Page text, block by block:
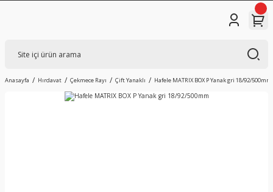
Anasayfa Hırdavat Çekmece Rayı Çift Yanaklı Hafele MATRIX BOX P Yanak gri 18/92/500mm